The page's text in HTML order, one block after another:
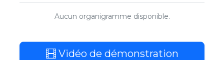
Aucun organigramme disponible.
Vidéo de démonstration